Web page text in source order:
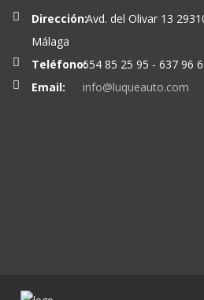
Dirección:Avd. del Olivar 13
Málaga
Teléfono:654 85 25 95 - 637 96
Email:
info@luqueauto.com